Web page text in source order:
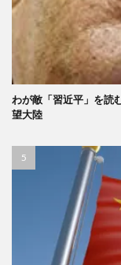
わが敵「習近平」を
望大陸